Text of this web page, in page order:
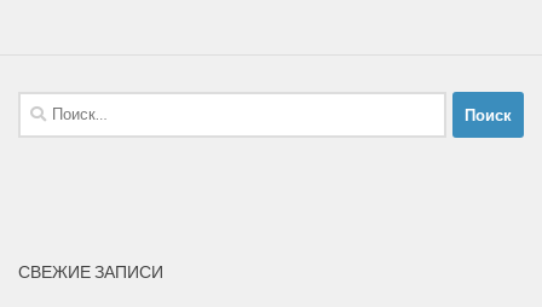
Найти:
СВЕЖИЕ ЗАПИСИ